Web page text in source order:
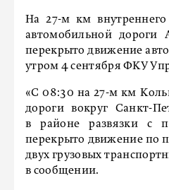
На 27-м км
автомобильной дороги
перекрыто движение
утром 4 сентября ФКУ
«С 08:30 на 27-м км
дороги вокруг Санкт-
в районе развязки с
перекрыто движение по
двух грузовых
в сообщении.